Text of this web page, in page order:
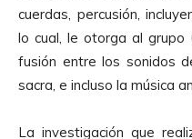
cuerdas, percusión,
lo cual, le otorga al grupo
fusión entre los sonidos
sacra, e incluso la música
La investigación que